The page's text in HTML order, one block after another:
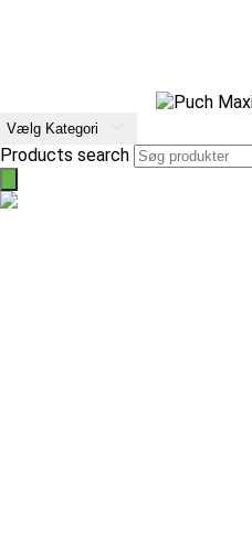
Vælg Kategori
Products search